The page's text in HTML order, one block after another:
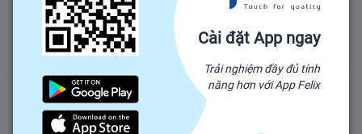
pháp nâng cao năng lực đường sắt, xây đường chuyên dụng
để tăng vận chuyển nông sản sang Trung Quốc. Hệ thống
logistics (phương thức v??
03/05/2024- Tỉnh An Giang
duong test 'Đánh rơi' tiền khi giá cà phê tăng kỷ lục
Cài đặt App ngay
Trải nghiệm đầy đủ tính
năng hơn với App Felix